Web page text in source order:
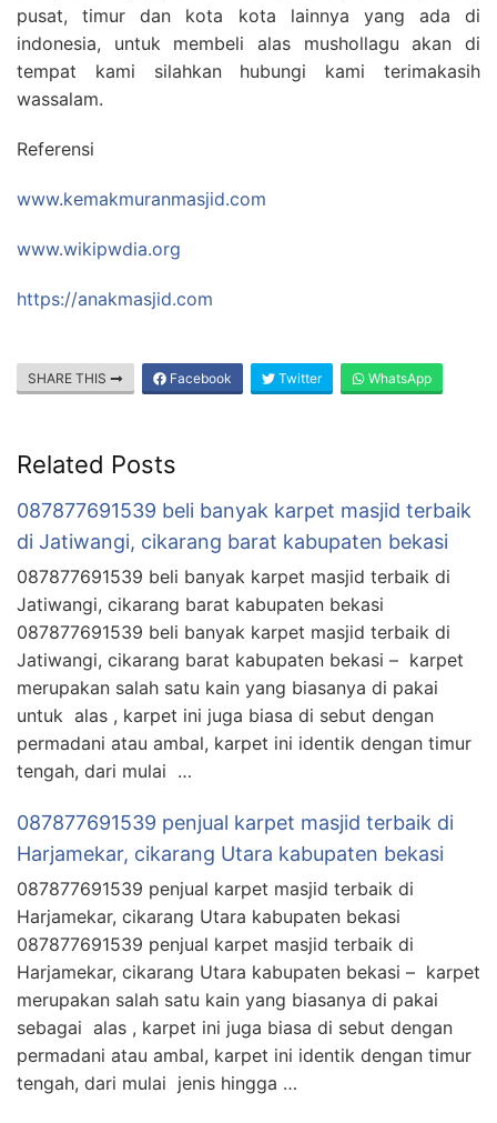
pusat, timur dan kota kota lainnya yang ada di
indonesia, untuk membeli alas mushollagu akan di
tempat kami silahkan hubungi kami terimakasih
wassalam.
Referensi
www.kemakmuranmasjid.com
www.wikipwdia.org
https://anakmasjid.com
SHARE THIS Facebook Twitter WhatsApp
Related Posts
087877691539 beli banyak karpet masjid terbaik
di Jatiwangi, cikarang barat kabupaten bekasi
087877691539 beli banyak karpet masjid terbaik di
Jatiwangi, cikarang barat kabupaten bekasi
087877691539 beli banyak karpet masjid terbaik di
Jatiwangi, cikarang barat kabupaten bekasi – karpet
merupakan salah satu kain yang biasanya di pakai
untuk alas , karpet ini juga biasa di sebut dengan
permadani atau ambal, karpet ini identik dengan timur
tengah, dari mulai …
087877691539 penjual karpet masjid terbaik di
Harjamekar, cikarang Utara kabupaten bekasi
087877691539 penjual karpet masjid terbaik di
Harjamekar, cikarang Utara kabupaten bekasi
087877691539 penjual karpet masjid terbaik di
Harjamekar, cikarang Utara kabupaten bekasi – karpet
merupakan salah satu kain yang biasanya di pakai
sebagai alas , karpet ini juga biasa di sebut dengan
permadani atau ambal, karpet ini identik dengan timur
tengah, dari mulai jenis hingga …